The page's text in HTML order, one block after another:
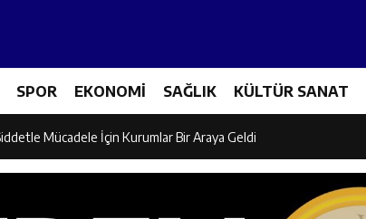
SPOR EKONOMİ SAĞLIK KÜLTÜR SANAT
Türkiye Şampiyonu Oldu
Mücadele İçin Kurumlar Bir Araya Geldi